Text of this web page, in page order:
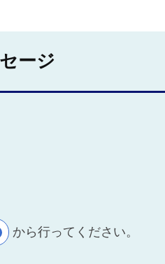
ージ
から行ってください。